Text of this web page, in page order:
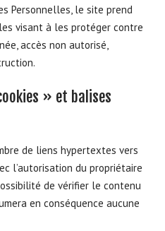
Personnelles, le site prend
visant à les protéger contre
accès non autorisé,
» et balises
de liens hypertextes vers
l’autorisation du propriétaire
de vérifier le contenu
en conséquence aucune